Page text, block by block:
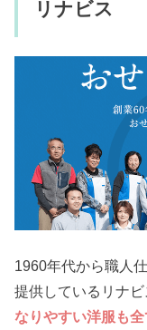
リナビス
1960年代から職人
提供しているリナビ
なりやすい洋服も